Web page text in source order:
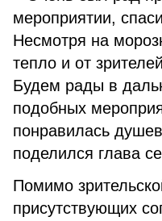
мероприятии,
Несмотря на
тепло и от
Будем рады в
подобных
понравилась
поделился глава
Помимо
присутствующих